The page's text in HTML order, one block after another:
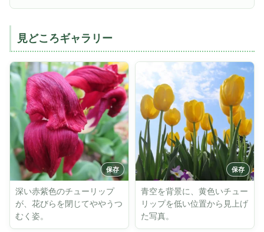
見どころギャラリー
深い赤紫色のチューリップ
が、花びらを閉じてややうつ
むく姿。
青空を背景に、黄色いチュー
リップを低い位置から見上げ
た写真。